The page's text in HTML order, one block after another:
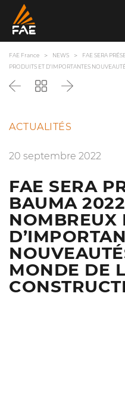
FAE France NEWS
FAE SERA
PRODUITS ET D’IMPORTANTES
PrécédentRevenirSuivant
ACTUALITÉS
20 septembre 2022
FAE SERA
BAUMA
NOMBREUX
MONDE DE